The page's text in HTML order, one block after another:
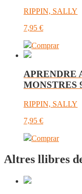
RIPPIN, SALLY
7,95 €
Comprar
APRENDRE
MONSTRES
RIPPIN, SALLY
7,95 €
Comprar
Altres llibres